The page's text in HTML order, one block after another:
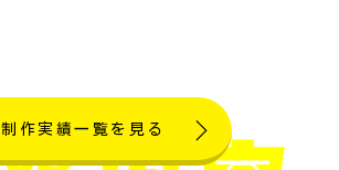
制作実績一覧を見る